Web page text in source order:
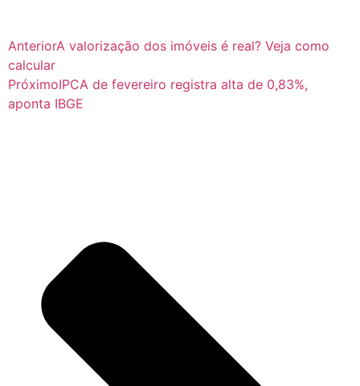
AnteriorA valorização dos imóveis é real? Veja como
calcular
PróximoIPCA de fevereiro registra alta de 0,83%,
aponta IBGE